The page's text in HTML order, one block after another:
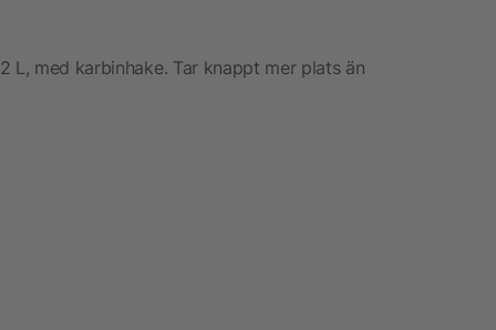
med karbinhake. Tar knappt mer plats än